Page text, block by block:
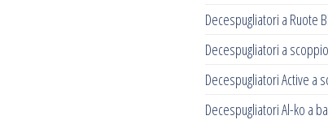
Decespugliatori a Ruote
Decespugliatori a
Decespugliatori Active a
Decespugliatori Al-ko a